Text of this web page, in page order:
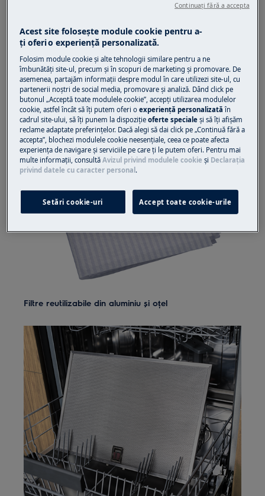
reduces the ventilation performance and can
increase the noise level.
There are two different types of grease filters:
disposable and reusable.
Filtre din fleece de unică folosință
Filtre reutilizabile din aluminiu și oțel
Acest site folosește module cookie pentru a-
ţi oferi o experienţă personalizată.
Folosim module cookie și alte tehnologii similare pentru a ne
îmbunătăţi site-ul, precum și în scopuri de marketing și promovare. De
asemenea, partajăm informaţii despre modul în care utilizezi site-ul, cu
partenerii noștri de social media, promovare și analiză. Dând click pe
butonul „Acceptă toate modulele cookie”, accepţi utilizarea modulelor
cookie, astfel încât să îţi putem oferi oexperienţă personalizată în
cadrul site-ului, să îţi punem la dispoziţieoferte speciale și să îţi afișăm
reclame adaptate preferinţelor. Dacă alegi să dai click pe „Continuă fără a
accepta”, blochezi modulele cookie neesenţiale, ceea ce poate afecta
experienţa de navigare și serviciile pe care ţi le putem oferi. Pentru mai
multe informaţii, consultăAvizul privind modulele cookie și Declaraţia
privind datele cu caracter personal .
Setări cookie-uri Accept toate cookie-urile
Continuați fără a accepta